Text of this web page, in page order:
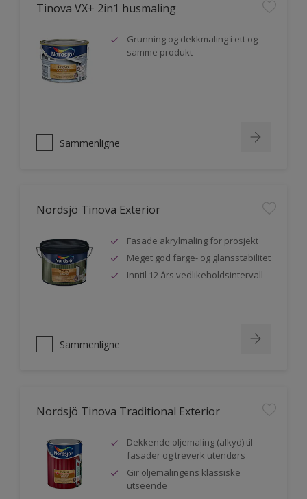
Tinova VX+ 2in1 husmaling
Grunning og dekkmaling i ett og
samme produkt
Sammenligne
Nordsjö Tinova Exterior
Fasade akrylmaling for prosjekt
Meget god farge- og glansstabilitet
Inntil 12 års vedlikeholdsintervall
Sammenligne
Nordsjö Tinova Traditional Exterior
Dekkende oljemaling (alkyd) til
fasader og treverk utendørs
Gir oljemalingens klassiske
utseende